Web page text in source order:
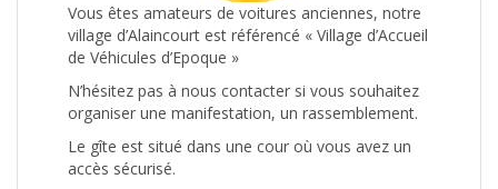
Vous êtes amateurs de voitures anciennes, notre
village d’Alaincourt est référencé « Village d’Accueil
de Véhicules d’Epoque »
N’hésitez pas à nous contacter si vous souhaitez
organiser une manifestation, un rassemblement.
Le gîte est situé dans une cour où vous avez un
accès sécurisé.